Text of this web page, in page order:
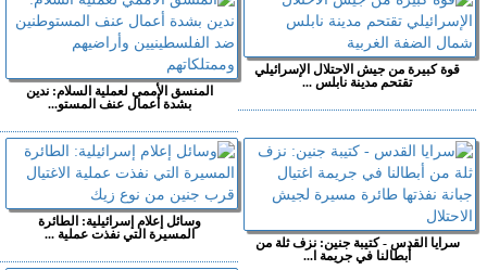
قوة كبيرة من جيش الاحتلال الإسرائيلي
تقتحم مدينة نابلس ...
المنسق الأممي لعملية السلام: ندين
بشدة أعمال عنف المستو...
سرايا القدس - كتيبة جنين: نزف ثلة من
أبطالنا في جريمة ا...
وسائل إعلام إسرائيلية: الطائرة
المسيرة التي نفذت عملية ...